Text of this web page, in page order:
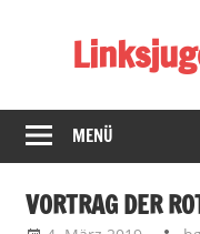
beim
Nahbaden
MENÜ
VORTRAG DER